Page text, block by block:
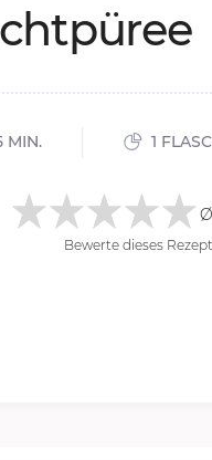
MIN. 1
Bewerte dieses Rezept